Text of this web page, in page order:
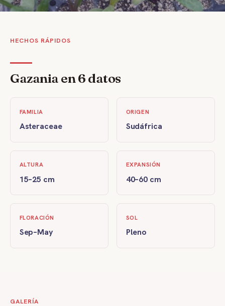
HECHOS RÁPIDOS
Gazania en 6 datos
FAMILIA
Asteraceae
ORIGEN
Sudáfrica
ALTURA
15–25 cm
EXPANSIÓN
40–60 cm
FLORACIÓN
Sep–May
SOL
Pleno
GALERÍA